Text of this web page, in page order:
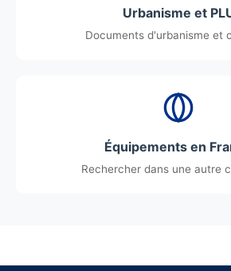
Urbanisme et
Documents d'urbanisme et
Équipements en
Rechercher dans une autre